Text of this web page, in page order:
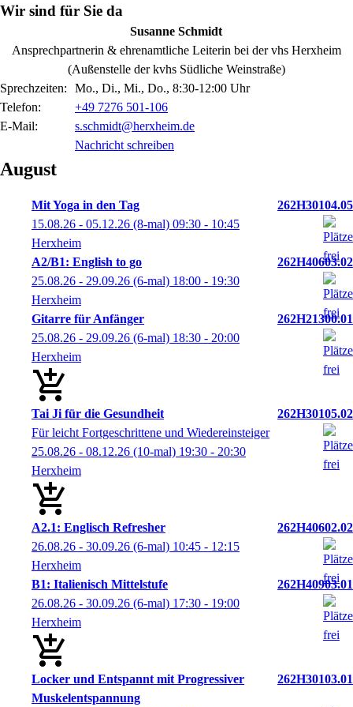
Wir sind für Sie da
SusanneSchmidt
Ansprechpartnerin & ehrenamtliche Leiterin bei der vhs Herxheim
(Außenstelle der kvhs Südliche Weinstraße)
Sprechzeiten:
Mo., Di., Mi., Do., 8:30-12:00 Uhr
Telefon:
+49 7276 501-106
E-Mail:
s.schmidt@herxheim.de
Nachricht schreiben
August
Mit Yoga in den Tag
262H30104.05
15.08.26 - 05.12.26 (8-mal) 09:30 - 10:45
Herxheim
A2/B1: English to go
262H40603.02
25.08.26 - 29.09.26 (6-mal) 18:00 - 19:30
Herxheim
Gitarre für Anfänger
262H21300.01
25.08.26 - 29.09.26 (6-mal) 18:30 - 20:00
Herxheim
Tai Ji für die Gesundheit
262H30105.02
Für leicht Fortgeschrittene und Wiedereinsteiger
25.08.26 - 08.12.26 (10-mal) 19:30 - 20:30
Herxheim
A2.1: Englisch Refresher
262H40602.02
26.08.26 - 30.09.26 (6-mal) 10:45 - 12:15
Herxheim
B1: Italienisch Mittelstufe
262H40903.01
26.08.26 - 30.09.26 (6-mal) 17:30 - 19:00
Herxheim
Locker und Entspannt mit Progressiver
Muskelentspannung
262H30103.01